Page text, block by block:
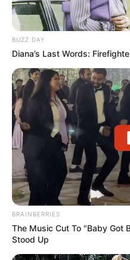
BUZZ DAY
Diana’s Last Words:
BRAINBERRIES
The Music Cut To "Baby
Stood Up